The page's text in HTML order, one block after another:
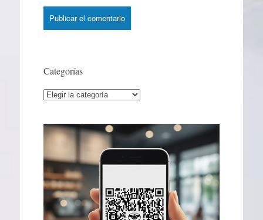
Categorías
Categorías